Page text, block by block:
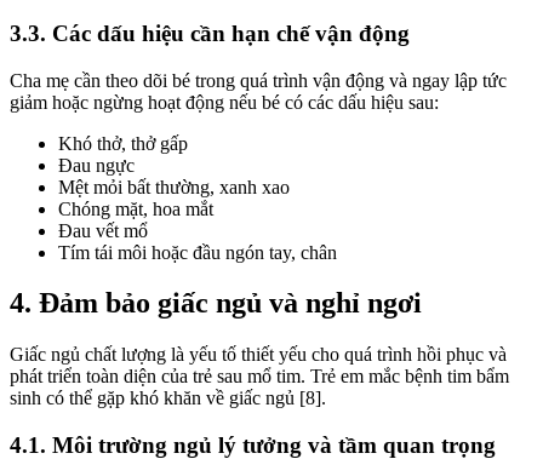
3.3. Các dấu hiệu cần hạn chế vận động
Cha mẹ cần theo dõi bé trong quá trình vận động và ngay lập tức
giảm hoặc ngừng hoạt động nếu bé có các dấu hiệu sau:
Khó thở, thở gấp
Đau ngực
Mệt mỏi bất thường, xanh xao
Chóng mặt, hoa mắt
Đau vết mổ
Tím tái môi hoặc đầu ngón tay, chân
4. Đảm bảo giấc ngủ và nghỉ ngơi
Giấc ngủ chất lượng là yếu tố thiết yếu cho quá trình hồi phục và
phát triển toàn diện của trẻ sau mổ tim. Trẻ em mắc bệnh tim bẩm
sinh có thể gặp khó khăn về giấc ngủ [8].
4.1. Môi trường ngủ lý tưởng và tầm quan trọng